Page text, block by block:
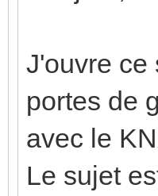
J'ouvre ce
portes de
avec le
Le sujet